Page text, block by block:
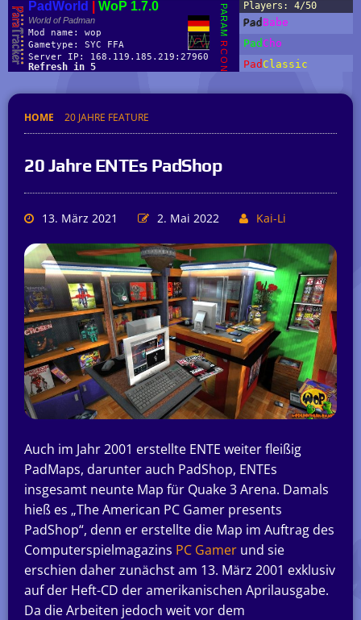
HOME 20 JAHRE FEATURE
20 Jahre ENTEs PadShop
13. März 2021 2. Mai 2022 Kai-Li
Auch im Jahr 2001 erstellte ENTE weiter fleißig
PadMaps, darunter auch PadShop, ENTEs
insgesamt neunte Map für Quake 3 Arena. Damals
hieß es „The American PC Gamer presents
PadShop“, denn er erstellte die Map im Auftrag des
Computerspielmagazins PC Gamer und sie
erschien daher zunächst am 13. März 2001 exklusiv
auf der Heft-CD der amerikanischen Aprilausgabe.
Da die Arbeiten jedoch weit vor dem